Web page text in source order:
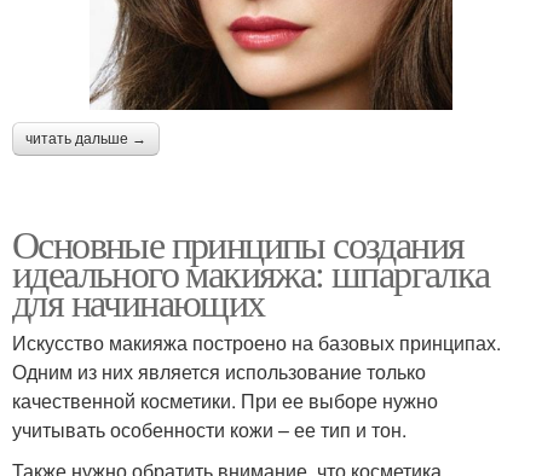
читать дальше →
Основные принципы создания
идеального макияжа: шпаргалка
для начинающих
Искусство макияжа построено на базовых принципах.
Одним из них является использование только
качественной косметики. При ее выборе нужно
учитывать особенности кожи – ее тип и тон.